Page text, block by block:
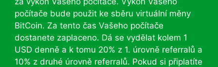
počítače bude použit ke sběru virtuální měny
BitCoin. Za tento čas Vašeho počítače
dostanete zaplaceno. Dá se vydělat kolem 1
USD denně a k tomu 20% z 1. úrovně referralů a
10% z druhé úrovně referralů. Pokud si připlatíte